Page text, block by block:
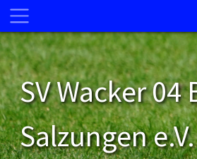
SV Wacker 04
Salzungen e.V.